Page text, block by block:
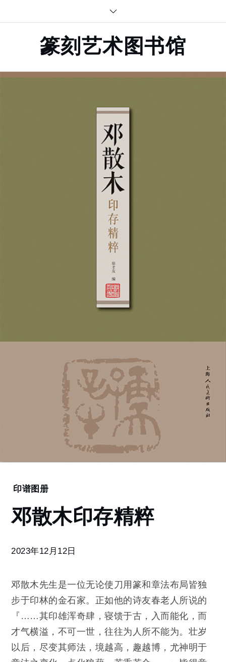
篆刻艺术图书馆
Home
散
木
存
印谱图册
邓散木印存精粹
2023年12月12日
邓散木先生是一位无论使刀用篆和章法布局皆独
步于印林的金石家。正如他的诗友春老人所说的
『……其印雄浑奇肆，寝馈于古，入而能化，而
才气横溢，不可一世，往往为人所不能为。壮岁
以后，尽变其师法，境越高，趣越博，尤神明于